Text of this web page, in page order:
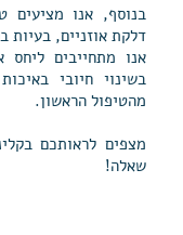
בנוסף, אנו מציעים
דלקת אוזניים, בעיות
אנו מתחייבים ליחס
בשינוי חיובי
מהטיפול הראשון.
מצפים לראותכם
שאלה!